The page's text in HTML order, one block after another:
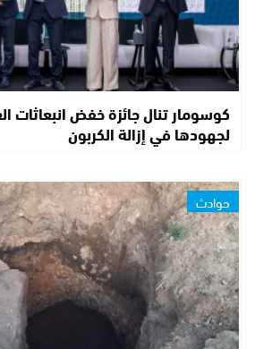
كوسومار تنال جائزة خفض انبعاثات
لجهودها في إزالة الكربون
حوادث